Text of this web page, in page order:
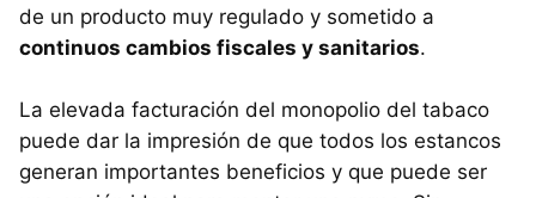
de un producto muy regulado y sometido a
continuos cambios fiscales y sanitarios.
La elevada facturación del monopolio del tabaco
puede dar la impresión de que todos los estancos
generan importantes beneficios y que puede ser